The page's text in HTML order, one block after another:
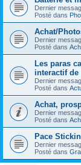
Dernier
Posté dans
Achat/
Dernier
Posté dans
Les paras
interactif de
Dernier
Posté dans
Achat,
Dernier
Posté dans
Pace
Dernier
Posté dans